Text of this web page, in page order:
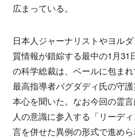
広まっている。
日本人ジャーナリストやヨル
質情報が錯綜する最中の1月31
の科学総裁は、ベールに包ま
最高指導者バグダディ氏の守
本心を聞いた。なお今回の霊
人の意識に参入する「リーデ
言を併せた異例の形式で進めら